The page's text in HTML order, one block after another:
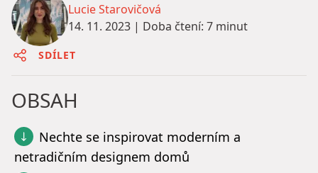
Lucie Starovičová
14. 11. 2023 | Doba čtení: 7 minut
SDÍLET
OBSAH
Nechte se inspirovat moderním a
netradičním designem domů